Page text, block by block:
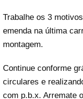
Trabalhe os 3
emenda na última
montagem.
Continue conforme
circulares e
com p.b.x. Arremate